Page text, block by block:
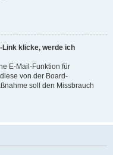
Link klicke, werde ich
E-Mail-Funktion für
von der Board-
soll den Missbrauch